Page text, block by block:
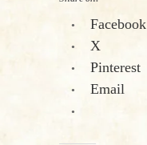
Facebook
X
Pinterest
Email